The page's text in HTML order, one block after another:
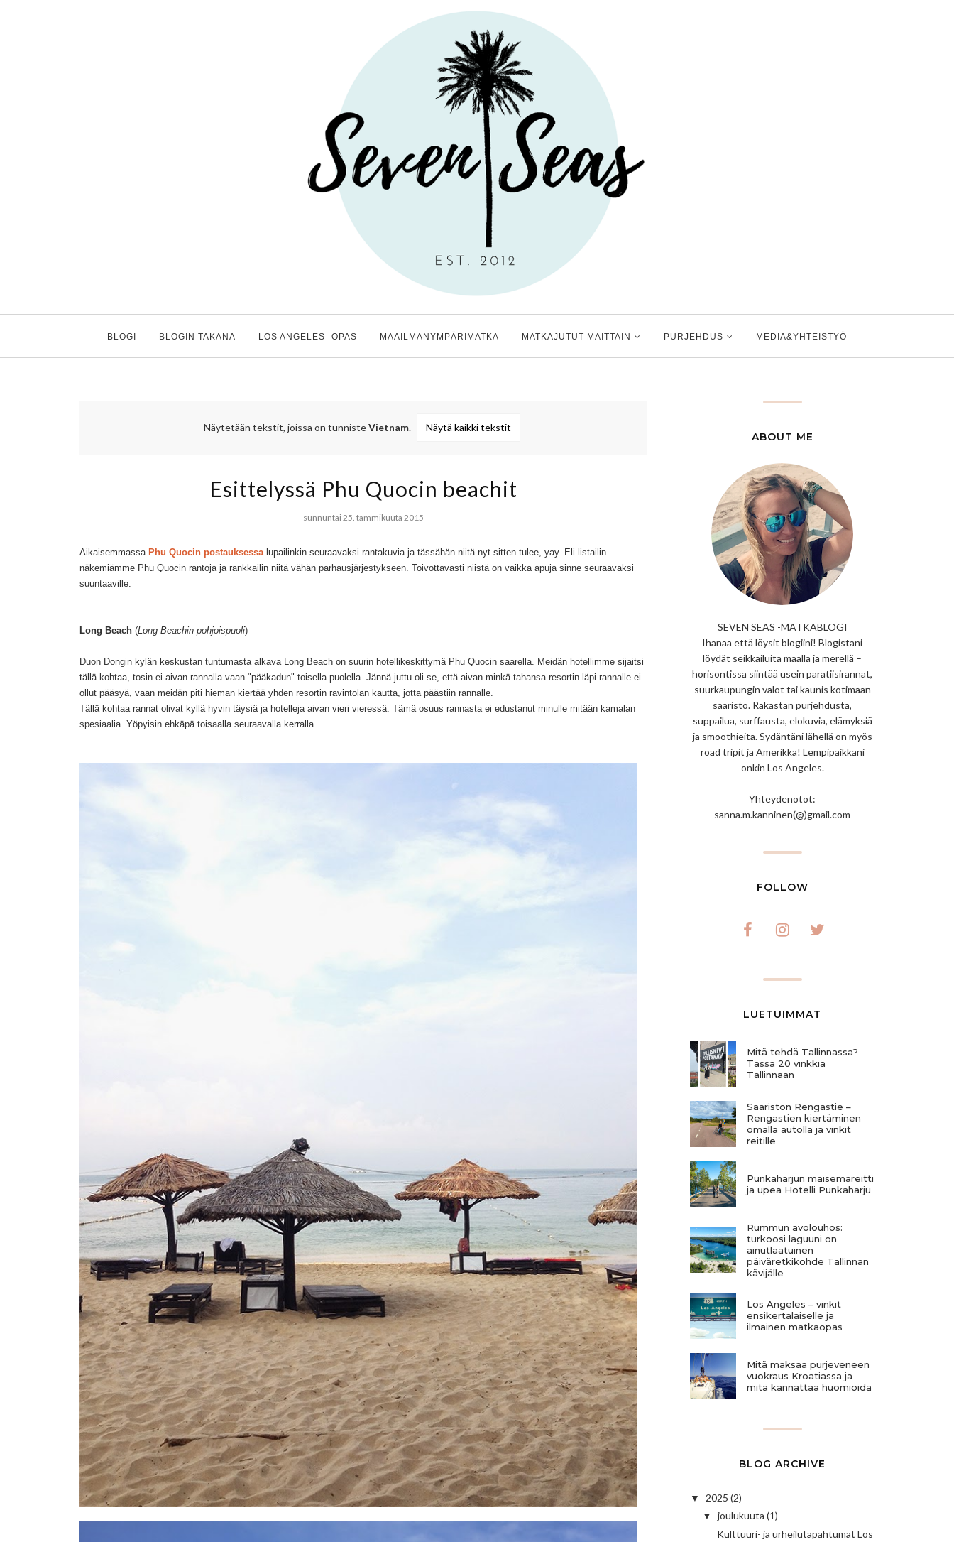
BLOGI BLOGIN TAKANA LOS ANGELES -OPAS MAAILMANYMPÄRIMATKA MATKAJUTUT MAITTAIN PURJEHDUS MEDIA&YHTEISTYÖ
Näytetään tekstit, joissa on tunnisteVietnam. Näytä kaikki tekstit
Esittelyssä Phu Quocin beachit
sunnuntai 25. tammikuuta 2015
Aikaisemmassa Phu Quocin postauksessa lupailinkin seuraavaksi rantakuvia ja tässähän niitä nyt sitten tulee, yay. Eli listailin
näkemiämme Phu Quocin rantoja ja rankkailin niitä vähän parhausjärjestykseen. Toivottavasti niistä on vaikka apuja sinne seuraavaksi
suuntaaville.
Long Beach (Long Beachin pohjoispuoli)
Duon Dongin kylän keskustan tuntumasta alkava Long Beach on suurin hotellikeskittymä Phu Quocin saarella. Meidän hotellimme sijaitsi
tällä kohtaa, tosin ei aivan rannalla vaan "pääkadun" toisella puolella. Jännä juttu oli se, että aivan minkä tahansa resortin läpi rannalle ei
ollut pääsyä, vaan meidän piti hieman kiertää yhden resortin ravintolan kautta, jotta päästiin rannalle.
Tällä kohtaa rannat olivat kyllä hyvin täysiä ja hotelleja aivan vieri vieressä. Tämä osuus rannasta ei edustanut minulle mitään kamalan
spesiaalia. Yöpyisin ehkäpä toisaalla seuraavalla kerralla.
ABOUT ME
SEVEN SEAS -MATKABLOGI
Ihanaa että löysit blogiini! Blogistani
löydät seikkailuita maalla ja merellä –
horisontissa siintää usein paratiisirannat,
suurkaupungin valot tai kaunis kotimaan
saaristo. Rakastan purjehdusta,
suppailua, surffausta, elokuvia, elämyksiä
ja smoothieita. Sydäntäni lähellä on myös
road tripit ja Amerikka! Lempipaikkani
onkin Los Angeles.
Yhteydenotot:
sanna.m.kanninen(@)gmail.com
FOLLOW
LUETUIMMAT
Mitä tehdä Tallinnassa?
Tässä 20 vinkkiä
Tallinnaan
Saariston Rengastie –
Rengastien kiertäminen
omalla autolla ja vinkit
reitille
Punkaharjun maisemareitti
ja upea Hotelli Punkaharju
Rummun avolouhos:
turkoosi laguuni on
ainutlaatuinen
päiväretkikohde Tallinnan
kävijälle
Los Angeles – vinkit
ensikertalaiselle ja
ilmainen matkaopas
Mitä maksaa purjeveneen
vuokraus Kroatiassa ja
mitä kannattaa huomioida
BLOG ARCHIVE
▼ 2025 (2)
▼ joulukuuta (1)
Kulttuuri- ja urheilutapahtumat Los